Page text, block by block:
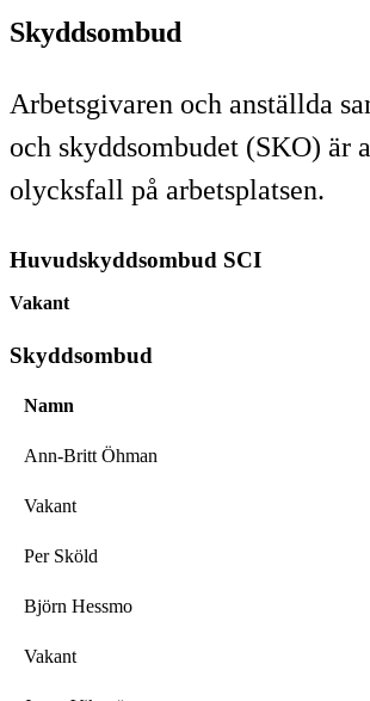
Skyddsombud
Arbetsgivaren och anställda
och skyddsombudet (SKO) är
olycksfall på arbetsplatsen.
Huvudskyddsombud SCI
Vakant
Skyddsombud
Namn
Ann-Britt Öhman
Vakant
Per Sköld
Björn Hessmo
Vakant